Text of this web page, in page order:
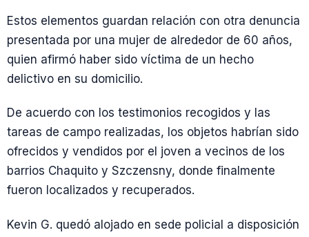
Estos elementos guardan relación con otra denuncia
presentada por una mujer de alrededor de 60 años,
quien afirmó haber sido víctima de un hecho
delictivo en su domicilio.
De acuerdo con los testimonios recogidos y las
tareas de campo realizadas, los objetos habrían sido
ofrecidos y vendidos por el joven a vecinos de los
barrios Chaquito y Szczensny, donde finalmente
fueron localizados y recuperados.
Kevin G. quedó alojado en sede policial a disposición